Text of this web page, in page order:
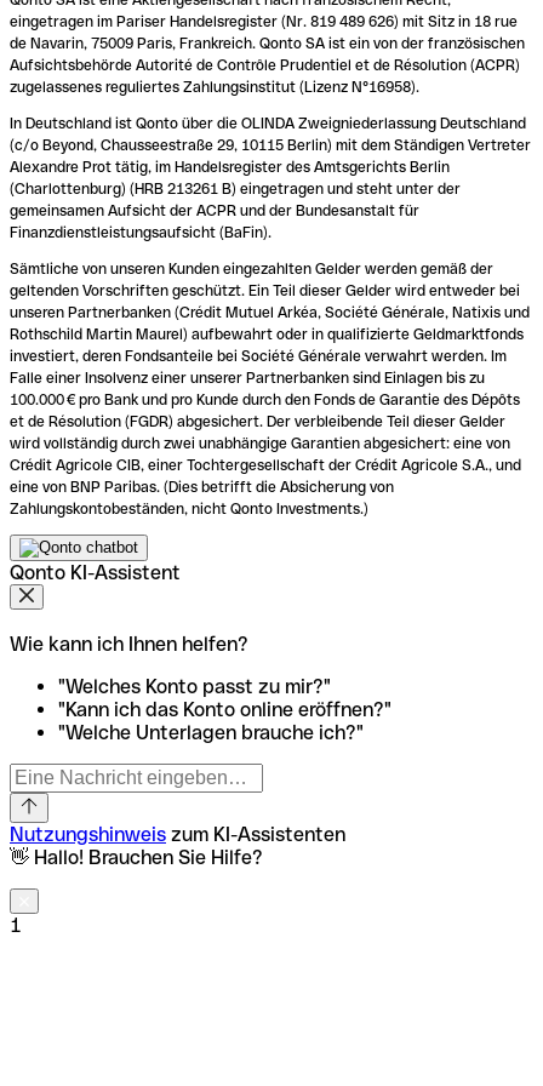
eingetragen im Pariser Handelsregister (Nr. 819 489 626) mit Sitz in 18 rue
de Navarin, 75009 Paris, Frankreich. Qonto SA ist ein von der französischen
Aufsichtsbehörde Autorité de Contrôle Prudentiel et de Résolution (ACPR)
zugelassenes reguliertes Zahlungsinstitut (Lizenz N°16958).
In Deutschland ist Qonto über die OLINDA Zweigniederlassung Deutschland
(c/o Beyond, Chausseestraße 29, 10115 Berlin) mit dem Ständigen Vertreter
Alexandre Prot tätig, im Handelsregister des Amtsgerichts Berlin
(Charlottenburg) (HRB 213261 B) eingetragen und steht unter der
gemeinsamen Aufsicht der ACPR und der Bundesanstalt für
Finanzdienstleistungsaufsicht (BaFin).
Sämtliche von unseren Kunden eingezahlten Gelder werden gemäß der
geltenden Vorschriften geschützt. Ein Teil dieser Gelder wird entweder bei
unseren Partnerbanken (Crédit Mutuel Arkéa, Société Générale, Natixis und
Rothschild Martin Maurel) aufbewahrt oder in qualifizierte Geldmarktfonds
investiert, deren Fondsanteile bei Société Générale verwahrt werden. Im
Falle einer Insolvenz einer unserer Partnerbanken sind Einlagen bis zu
100.000 € pro Bank und pro Kunde durch den Fonds de Garantie des Dépôts
et de Résolution (FGDR) abgesichert. Der verbleibende Teil dieser Gelder
wird vollständig durch zwei unabhängige Garantien abgesichert: eine von
Crédit Agricole CIB, einer Tochtergesellschaft der Crédit Agricole S.A., und
eine von BNP Paribas. (Dies betrifft die Absicherung von
Zahlungskontobeständen, nicht Qonto Investments.)
Qonto KI-Assistent
Wie kann ich Ihnen helfen?
"Welches Konto passt zu mir?"
"Kann ich das Konto online eröffnen?"
"Welche Unterlagen brauche ich?"
Nutzungshinweis zum KI-Assistenten
👋 Hallo! Brauchen Sie Hilfe?
1